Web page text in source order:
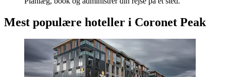
Mest populære hoteller i Coronet Peak